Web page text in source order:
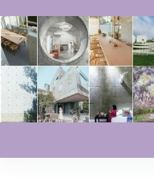
至
主
要
內
容